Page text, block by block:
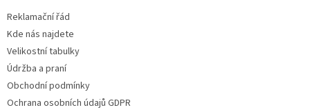
Reklamační řád
Kde nás najdete
Velikostní tabulky
Údržba a praní
Obchodní podmínky
Ochrana osobních údajů GDPR